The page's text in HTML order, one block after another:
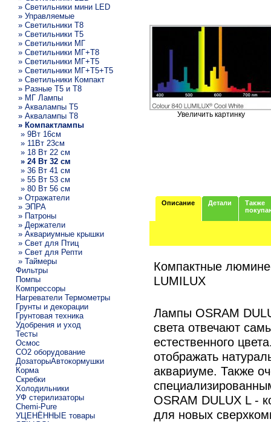
» Светильники мини LED
» Управляемые
» Светильники T8
» Светильники T5
» Светильники МГ
» Светильники МГ+T8
» Светильники МГ+T5
» Светильники МГ+T5+T5
» Светильники Компакт
» Разные T5 и T8
» МГ Лампы
» Аквалампы T5
» Аквалампы T8
» Компактлампы
» 9Вт 16см
» 11Вт 23см
» 18 Вт 22 см
» 24 Вт 32 см
» 36 Вт 41 см
» 55 Вт 53 см
» 80 Вт 56 см
» Отражатели
» ЭПРА
» Патроны
» Держатели
» Аквариумные крышки
» Свет для Птиц
» Свет для Репти
» Таймеры
Фильтры
Помпы
Компрессоры
Нагреватели Термометры
Грунты и декорации
Грунтовая техника
Удобрения и уход
Тесты
Осмос
CO2 оборудование
ДозаторыАвтокормушки
Корма
Скребки
Холодильники
УФ стерилизаторы
Chemi-Pure
УЦЕНЁННЫЕ товары
Увеличить картинку
Описание Детали
Также
Компактные
LUMILUX
Лампы OSRAM
света отвечают
естественного
отображать
аквариуме. Также
OSRAM DULUX L -
для новых